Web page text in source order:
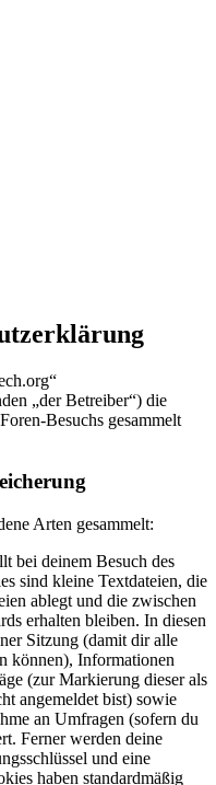
„der Betreiber“) die
Besuchs gesammelt
Arten gesammelt:
bei deinem Besuch des
sind kleine Textdateien, die
ablegt und die zwischen
erhalten bleiben. In diesen
Sitzung (damit dir alle
können), Informationen
(zur Markierung dieser als
angemeldet bist) sowie
an Umfragen (sofern du
Ferner werden deine
und eine
haben standardmäßig